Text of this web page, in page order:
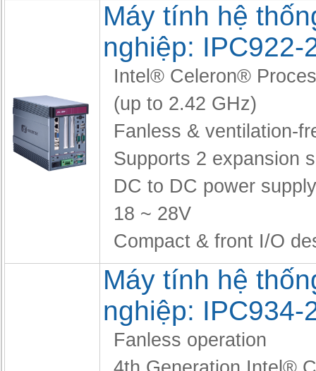
Máy tính hệ
nghiệp: IPC922-
Intel® Celeron®
(up to 2.42 GHz)
Fanless & ventilation-
Supports 2 expansion
DC to DC power
18 ~ 28V
Compact & front I/O
Máy tính hệ
nghiệp: IPC934-
Fanless operation